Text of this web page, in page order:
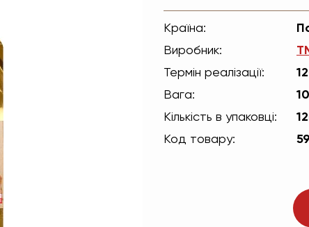
Країна:
Виробник:
Термін реалізації:
Вага:
Кількість в упаковці:
Код товару: